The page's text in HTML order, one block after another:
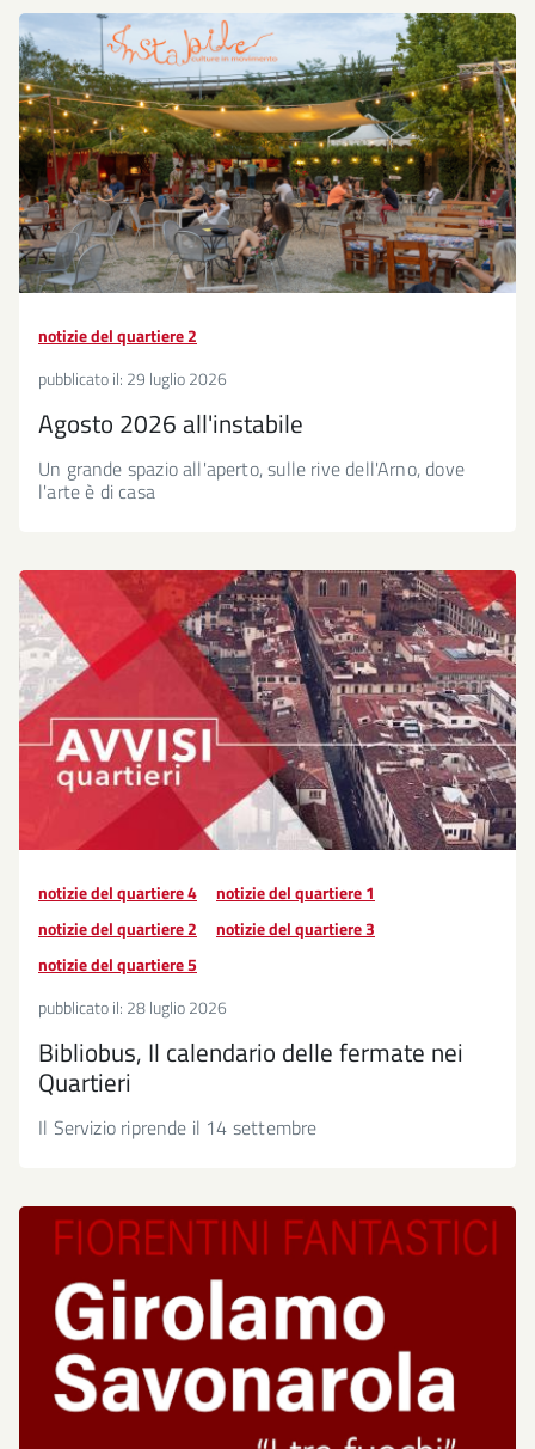
notizie del quartiere 2
pubblicato il: 29 luglio 2026
Agosto 2026 all'instabile
Un grande spazio all'aperto, sulle rive dell'Arno, dove
l'arte è di casa
notizie del quartiere 4
notizie del quartiere 1
notizie del quartiere 2
notizie del quartiere 3
notizie del quartiere 5
pubblicato il: 28 luglio 2026
Bibliobus, Il calendario delle fermate nei
Quartieri
Il Servizio riprende il 14 settembre